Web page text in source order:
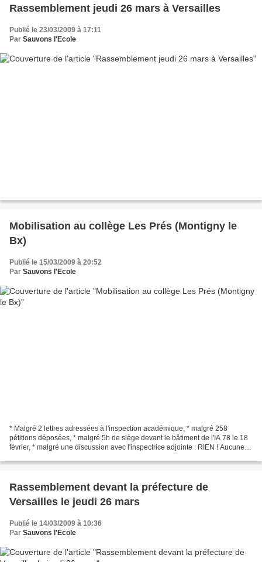
Rassemblement jeudi 26 mars à Versailles
Publié le 23/03/2009 à 17:11
Par Sauvons l'Ecole
Mobilisation au collège Les Prés (Montigny le
Bx)
Publié le 15/03/2009 à 20:52
Par Sauvons l'Ecole
* Malgré 2 lettres adressées à l'inspection académique, * malgré 258
pétitions déposées, * malgré 5h de siège devant le bâtiment de l'IA 78 le 18
février, * malgré une discussion avec l'inspectrice adjointe : RIEN ! Aucune
Rassemblement devant la préfecture de
Versailles le jeudi 26 mars
Publié le 14/03/2009 à 10:36
Par Sauvons l'Ecole